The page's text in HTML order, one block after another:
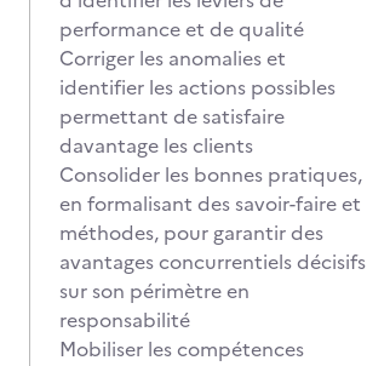
performance et de qualité
Corriger les anomalies et
identifier les actions possibles
permettant de satisfaire
davantage les clients
Consolider les bonnes pratiques,
en formalisant des savoir-faire et
méthodes, pour garantir des
avantages concurrentiels décisifs
sur son périmètre en
responsabilité
Mobiliser les compétences